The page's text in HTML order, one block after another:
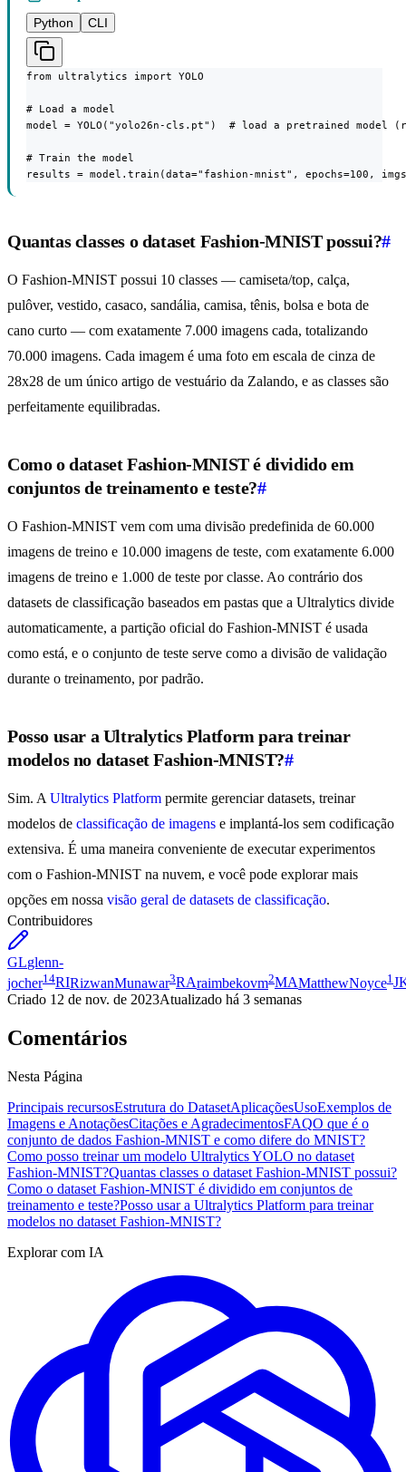
Python
CLI
from ultralytics import YOLO
# Load a model
model = YOLO("yolo26n-cls.pt")  # load a pretrained model
# Train the model
results = model.train(data="fashion-mnist", epochs=100,
Quantas classes o dataset Fashion-MNIST possui?#
O Fashion-MNIST possui 10 classes — camiseta/top, calça,
pulôver, vestido, casaco, sandália, camisa, tênis, bolsa e bota de
cano curto — com exatamente 7.000 imagens cada, totalizando
70.000 imagens. Cada imagem é uma foto em escala de cinza de
28x28 de um único artigo de vestuário da Zalando, e as classes são
perfeitamente equilibradas.
Como o dataset Fashion-MNIST é dividido em
conjuntos de treinamento e teste?#
O Fashion-MNIST vem com uma divisão predefinida de 60.000
imagens de treino e 10.000 imagens de teste, com exatamente 6.000
imagens de treino e 1.000 de teste por classe. Ao contrário dos
datasets de classificação baseados em pastas que a Ultralytics divide
automaticamente, a partição oficial do Fashion-MNIST é usada
como está, e o conjunto de teste serve como a divisão de validação
durante o treinamento, por padrão.
Posso usar a Ultralytics Platform para treinar
modelos no dataset Fashion-MNIST?#
Sim. A Ultralytics Platform permite gerenciar datasets, treinar
modelos de classificação de imagens e implantá-los sem codificação
extensiva. É uma maneira conveniente de executar experimentos
com o Fashion-MNIST na nuvem, e você pode explorar mais
opções em nossa visão geral de datasets de classificação.
Contribuidores
GLglenn-
jocher14RIRizwanMunawar3RAraimbekovm2MAMatthewNoyce1
Criado 12 de nov. de 2023Atualizado há 3 semanas
Comentários
Nesta Página
Principais recursosEstrutura do DatasetAplicaçõesUsoExemplos de
Imagens e AnotaçõesCitações e AgradecimentosFAQO que é o
conjunto de dados Fashion-MNIST e como difere do MNIST?
Como posso treinar um modelo Ultralytics YOLO no dataset
Fashion-MNIST?Quantas classes o dataset Fashion-MNIST possui?
Como o dataset Fashion-MNIST é dividido em conjuntos de
treinamento e teste?Posso usar a Ultralytics Platform para treinar
modelos no dataset Fashion-MNIST?
Explorar com IA